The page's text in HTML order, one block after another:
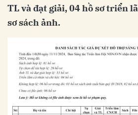
TL và đạt giải, 04 hồ sơ triển
sơ sách ảnh.